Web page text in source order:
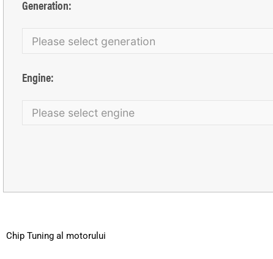
Generation:
Engine:
Chip Tuning al motorului